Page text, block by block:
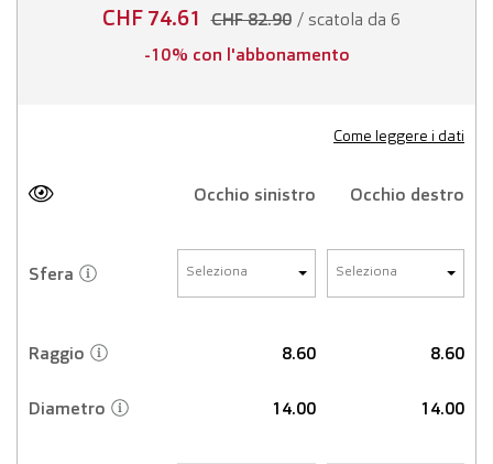
CHF 74.61 CHF 82.90 / scatola da 6
-10% con l'abbonamento
Come leggere i dati
Occhio sinistro Occhio destro
Sfera Seleziona Seleziona
Raggio 8.60 8.60
Diametro 14.00 14.00